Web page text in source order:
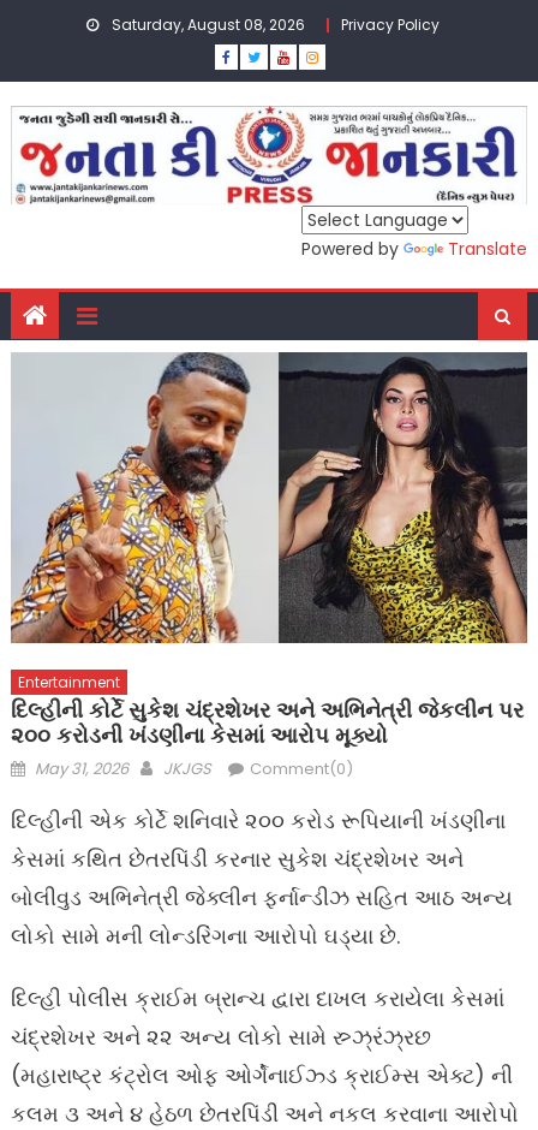
Saturday, August 08, 2026 Privacy Policy
Powered by Translate
Entertainment
દિલ્હીની કોર્ટે સુકેશ ચંદ્રશેખર અને અભિનેત્રી જેકલીન પર
૨૦૦ કરોડની ખંડણીના કેસમાં આરોપ મૂક્યો
Posted
May 31, 2026 Author
JKJGS Comment(0)
દિલ્હીની એક કોર્ટે શનિવારે ૨૦૦ કરોડ રૂપિયાની ખંડણીના
કેસમાં કથિત છેતરપિંડી કરનાર સુકેશ ચંદ્રશેખર અને
બોલીવુડ અભિનેત્રી જેક્લીન ફર્નાન્ડીઝ સહિત આઠ અન્ય
લોકો સામે મની લોન્ડરિંગના આરોપો ઘડ્યા છે.
દિલ્હી પોલીસ ક્રાઈમ બ્રાન્ચ દ્વારા દાખલ કરાયેલા કેસમાં
ચંદ્રશેખર અને ૨૨ અન્ય લોકો સામે સ્ર્ઝ્રંઝ્રછ
(મહારાષ્ટ્ર કંટ્રોલ ઓફ ઓર્ગેનાઈઝ્ડ ક્રાઈમ્સ એક્ટ) ની
કલમ ૩ અને ૪ હેઠળ છેતરપિંડી અને નકલ કરવાના આરોપો